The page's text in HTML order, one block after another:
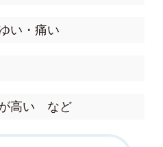
い・痛い
が高い など